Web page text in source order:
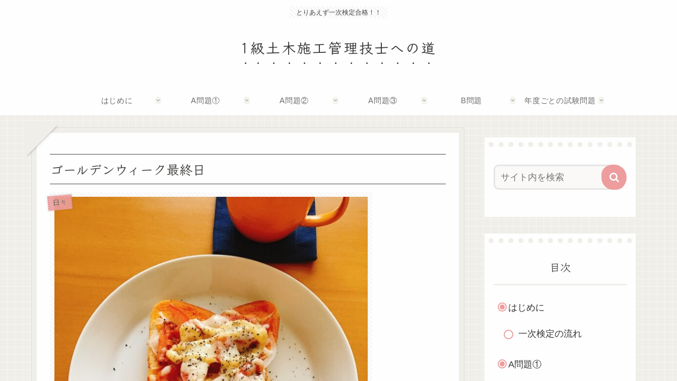
とりあえず一次検定合格！！
1級土木施工管理技士への道
はじめに A問題① A問題② A問題③ B問題 年度ごとの試験問題
ゴールデンウィーク最終日
日々
目次
はじめに
一次検定の流れ
A問題①